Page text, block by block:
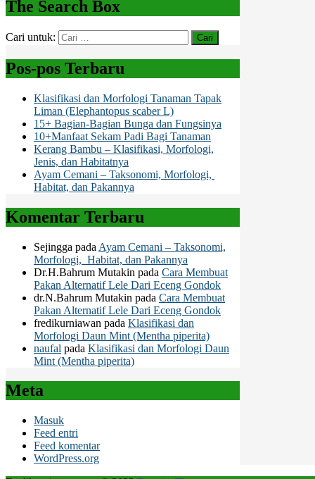
The Search Box
Cari untuk:
Pos-pos Terbaru
Klasifikasi dan Morfologi Tanaman Tapak
Liman (Elephantopus scaber L)
15+ Bagian-Bagian Bunga dan Fungsinya
10+Manfaat Sekam Padi Bagi Tanaman
Kerang Bambu – Klasifikasi, Morfologi,
Jenis, dan Habitatnya
Ayam Cemani – Taksonomi, Morfologi,
Habitat, dan Pakannya
Komentar Terbaru
Sejingga pada Ayam Cemani – Taksonomi,
Morfologi, Habitat, dan Pakannya
Dr.H.Bahrum Mutakin pada Cara Membuat
Pakan Alternatif Lele Dari Eceng Gondok
dr.N.Bahrum Mutakin pada Cara Membuat
Pakan Alternatif Lele Dari Eceng Gondok
fredikurniawan pada Klasifikasi dan
Morfologi Daun Mint (Mentha piperita)
naufal pada Klasifikasi dan Morfologi Daun
Mint (Mentha piperita)
Meta
Masuk
Feed entri
Feed komentar
WordPress.org